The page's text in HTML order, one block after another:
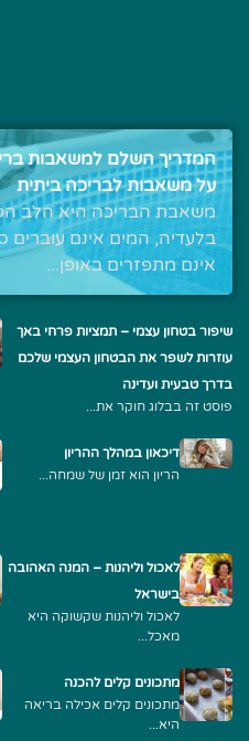
המדריך השלם למשאבות
על משאבות לבריכה ביתית
משאבת הבריכה היא הלב
בלעדיה, המים אינם עוברים
אינם מתפזרים באופן...
שיפור בטחון עצמי – תמציות פרחי באך
עוזרות לשפר את הבטחון העצמי שלכם
בדרך טבעית ועדינה
פוסט זה בבלוג חוקר את...
דיכאון במהלך ההריון
הריון הוא זמן של שמחה...
לאכול וליהנות – המנה האהובה
בישראל
לאכול וליהנות שקשוקה היא
מאכל...
מתכונים קלים להכנה
מתכונים קלים אכילה בריאה
היא...